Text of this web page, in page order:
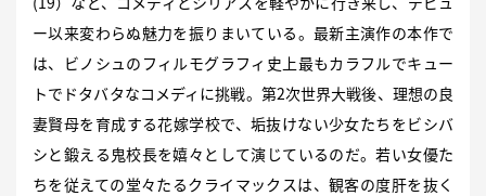
ー以来変わらぬ魅力を振りまいている。最新主演作の本作で
は、ビノシュのフィルモグラフィ史上最もカラフルでキュー
トでドタバタなコメディに挑戦。第2次世界大戦後、理想の良
妻賢母を育成する花嫁学校で、垢抜けない少女たちをビシバ
シと鍛える鬼校長を嬉々として演じているのだ。若い女優た
ちを従えての堂々たるクライマックスは、観客の度肝を抜く